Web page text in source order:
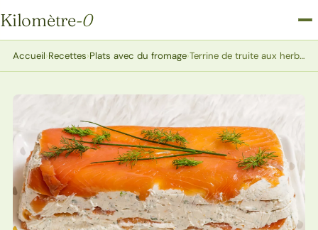
Kilomètre-0
Kilomètre-0
Accueil›Recettes›Plats avec du fromage› Terrine de truite aux herbes